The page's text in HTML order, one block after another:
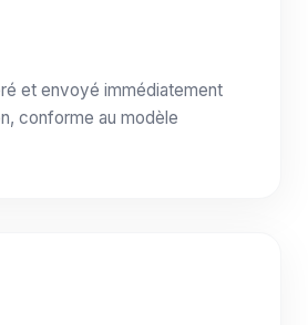
et envoyé immédiatement
conforme au modèle